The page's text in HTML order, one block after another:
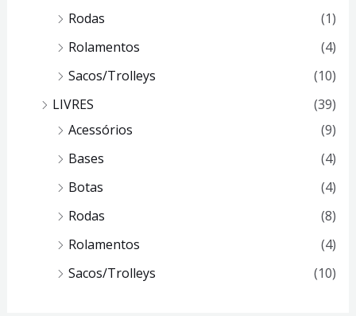
Rodas
(1)
Rolamentos
(4)
Sacos/Trolleys
(10)
LIVRES
(39)
Acessórios
(9)
Bases
(4)
Botas
(4)
Rodas
(8)
Rolamentos
(4)
Sacos/Trolleys
(10)